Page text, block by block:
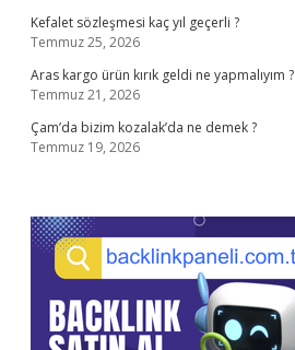
Kefalet sözleşmesi kaç yıl geçerli ?
Temmuz 25, 2026
Aras kargo ürün kırık geldi ne yapmalıyım ?
Temmuz 21, 2026
Çam’da bizim kozalak’da ne demek ?
Temmuz 19, 2026